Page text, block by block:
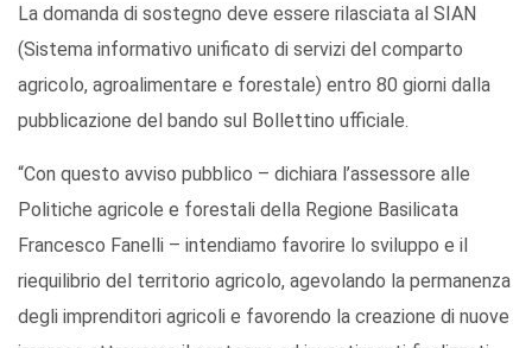
La domanda di sostegno deve essere rilasciata al SIAN
(Sistema informativo unificato di servizi del comparto
agricolo, agroalimentare e forestale) entro 80 giorni dalla
pubblicazione del bando sul Bollettino ufficiale.
“Con questo avviso pubblico – dichiara l’assessore alle
Politiche agricole e forestali della Regione Basilicata
Francesco Fanelli – intendiamo favorire lo sviluppo e il
riequilibrio del territorio agricolo, agevolando la permanenza
degli imprenditori agricoli e favorendo la creazione di nuove